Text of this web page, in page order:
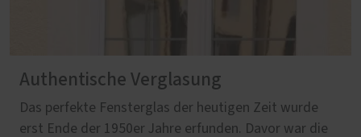
Authentische Verglasung
Das perfekte Fensterglas der heutigen Zeit wurde
erst Ende der 1950er Jahre erfunden. Davor war die